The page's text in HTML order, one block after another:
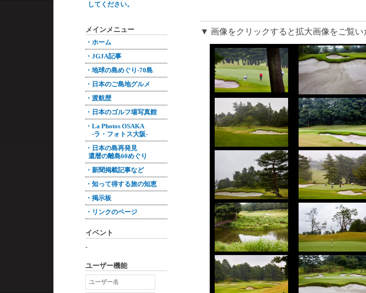
▼ 画像をクリックすると拡大画像をご覧
してください。
メインメニュー
・ホーム
・JGJA記事
・地球の島めぐり-70島
・日本のご島地グルメ
・渡航歴
・日本のゴルフ場写真館
・La Photos OSAKA
-ラ・フォトス大阪-
・日本の島再発見
還暦の離島60めぐり
・新聞掲載記事など
・知って得する旅の知恵
・掲示板
・リンクのページ
イベント
-
ユーザー機能